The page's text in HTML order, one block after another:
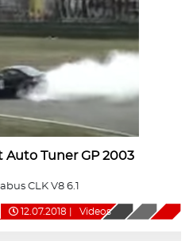
Auto Tuner GP 2003
CLK V8 6.1
12.07.2018 Videos